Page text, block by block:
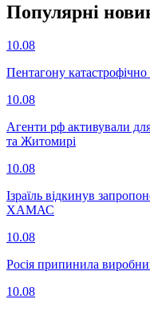
Популярнi
10.08
Пентагону катастрофічно
10.08
Агенти рф активували
та Житомирі
10.08
Ізраїль відкинув
ХАМАС
10.08
Росія припинила
10.08